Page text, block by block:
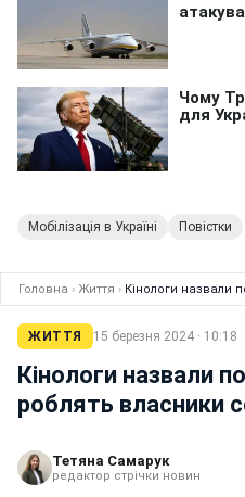
Мобілізація в Україні Повістки
Головна › Життя › Кінологи назвали
ЖИТТЯ 15 березня 2024 · 10:18
Кінологи назвали
роблять власники
Тетяна Самарук
редактор стрічки новин